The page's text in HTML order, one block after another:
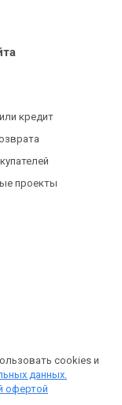
кредит
проекты
cookies и
данных.
офертой